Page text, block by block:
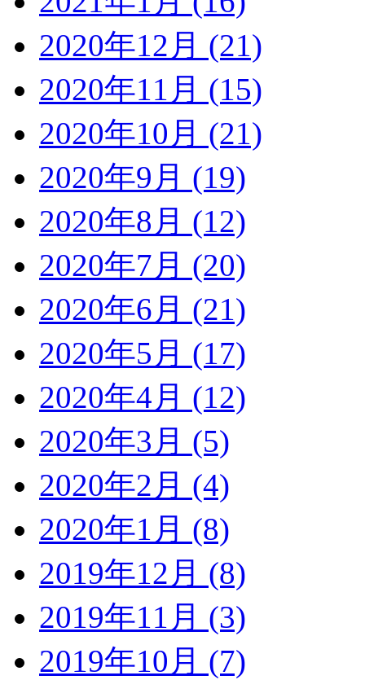
2020年12月 (21)
2020年11月 (15)
2020年10月 (21)
2020年9月 (19)
2020年8月 (12)
2020年7月 (20)
2020年6月 (21)
2020年5月 (17)
2020年4月 (12)
2020年3月 (5)
2020年2月 (4)
2020年1月 (8)
2019年12月 (8)
2019年11月 (3)
2019年10月 (7)